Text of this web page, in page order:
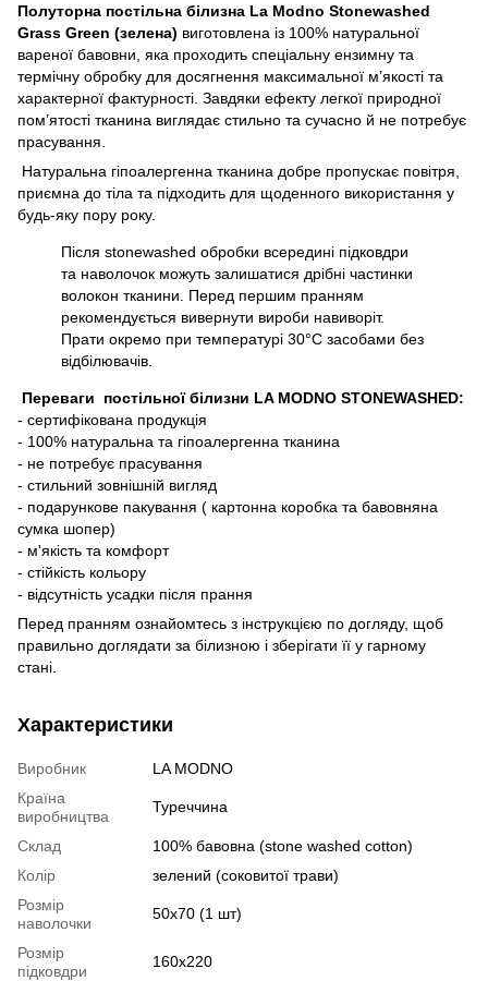
Полуторна постільна білизна La Modno Stonewashed
Grass Green (зелена) виготовлена із 100% натуральної
вареної бавовни, яка проходить спеціальну ензимну та
термічну обробку для досягнення максимальної м’якості та
характерної фактурності. Завдяки ефекту легкої природної
пом’ятості тканина виглядає стильно та сучасно й не потребує
прасування.
Натуральна гіпоалергенна тканина добре пропускає повітря,
приємна до тіла та підходить для щоденного використання у
будь-яку пору року.
Після stonewashed обробки всередині підковдри
та наволочок можуть залишатися дрібні частинки
волокон тканини. Перед першим пранням
рекомендується вивернути вироби навиворіт.
Прати окремо при температурі 30°C засобами без
відбілювачів.
Переваги постільної білизни LA MODNO STONEWASHED:
- сертифікована продукція
- 100% натуральна та гіпоалергенна тканина
- не потребує прасування
- стильний зовнішній вигляд
- подарункове пакування ( картонна коробка та бавовняна
сумка шопер)
- м'якість та комфорт
- стійкість кольору
- відсутність усадки після прання
Перед пранням ознайомтесь з інструкцією по догляду, щоб
правильно доглядати за білизною і зберігати її у гарному
стані.
Характеристики
Виробник
LA MODNO
Країна
виробництва
Туреччина
Склад
100% бавовна (stone washed cotton)
Колір
зелений (соковитої трави)
Розмір
наволочки
50х70 (1 шт)
Розмір
підковдри
160х220